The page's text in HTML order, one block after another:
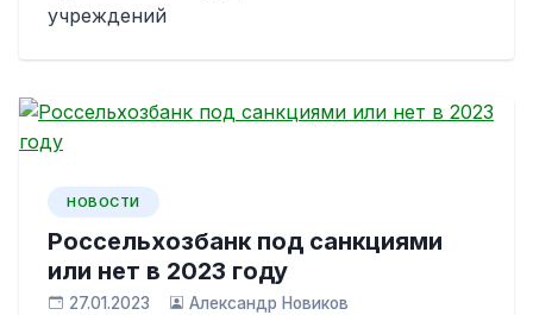
учреждений
НОВОСТИ
Россельхозбанк под санкциями
или нет в 2023 году
27.01.2023 Александр Новиков